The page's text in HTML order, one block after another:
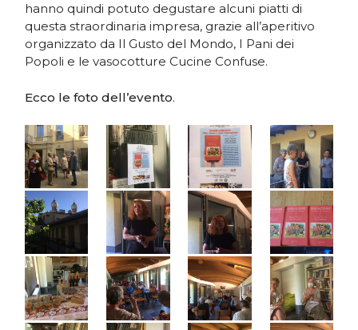
hanno quindi potuto degustare alcuni piatti di
questa straordinaria impresa, grazie all’aperitivo
organizzato da Il Gusto del Mondo, I Pani dei
Popoli e le vasocotture Cucine Confuse.
Ecco le foto dell’evento.